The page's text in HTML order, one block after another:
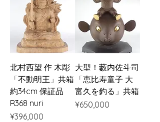
北村西望 作 木彫
「不動明王」共箱
約34cm 保証品
R368 nuri
Price
¥396,000
大型！藪内佐斗司
「恵比寿童子 大
富久を釣る」共箱
Price
¥650,000